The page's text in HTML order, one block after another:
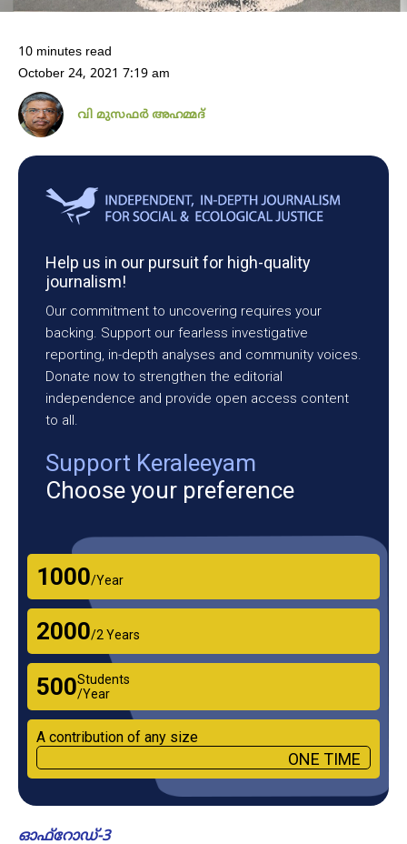
10 minutes read
October 24, 2021 7:19 am
വി മുസഫർ അഹമ്മദ്
Help us in our pursuit for high-quality
journalism!
Our commitment to uncovering requires your
backing. Support our fearless investigative
reporting, in-depth analyses and community voices.
Donate now to strengthen the editorial
independence and provide open access content
to all.
Support Keraleeyam
Choose your preference
₹1000/Year
₹2000/2 Years
₹500Students
/Year
A contribution of any size
ONE TIME
ഓഫ്റോഡ്-3